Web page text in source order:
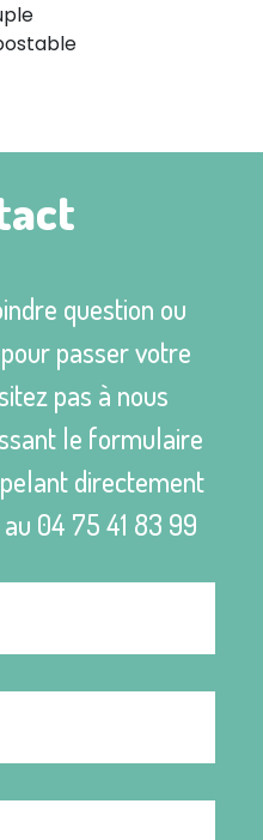
question ou
passer votre
pas à nous
le formulaire
directement
04 75 41 83 99